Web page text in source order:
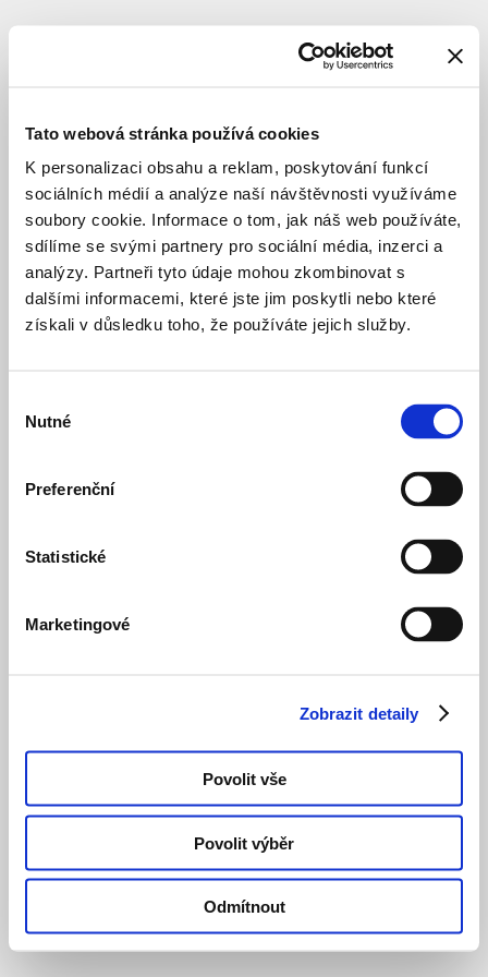
Tato webová stránka používá cookies
K personalizaci obsahu a reklam, poskytování funkcí
sociálních médií a analýze naší návštěvnosti využíváme
soubory cookie. Informace o tom, jak náš web používáte,
sdílíme se svými partnery pro sociální média, inzerci a
analýzy. Partneři tyto údaje mohou zkombinovat s
dalšími informacemi, které jste jim poskytli nebo které
získali v důsledku toho, že používáte jejich služby.
souhlasu
Nutné
Preferenční
Statistické
Marketingové
Zobrazit detaily
Povolit vše
Povolit výběr
Odmítnout
SUBJEKT